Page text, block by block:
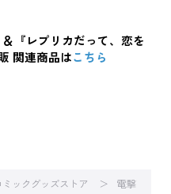
『レプリカだって、恋を
関連商品はこちら
ックグッズストア
電撃